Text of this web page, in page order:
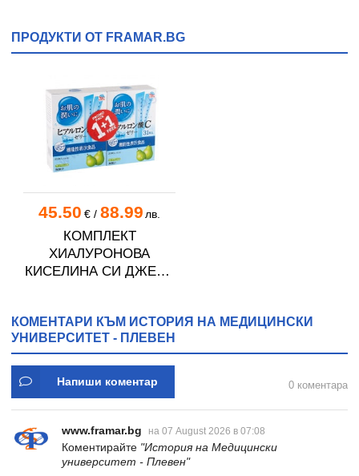
ПРОДУКТИ ОТ FRAMAR.BG
45.50 €/ 88.99 лв.
КОМПЛЕКТ
ХИАЛУРОНОВА
КИСЕЛИНА СИ ДЖЕЛИ
КОМЕНТАРИ КЪМ ИСТОРИЯ НА МЕДИЦИНСКИ
УНИВЕРСИТЕТ - ПЛЕВЕН
Напиши коментар 0 коментара
www.framar.bg на 07 August 2026 в 07:08
Коментирайте "История на Медицински
университет - Плевен"